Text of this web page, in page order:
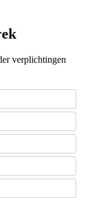
verplichtingen